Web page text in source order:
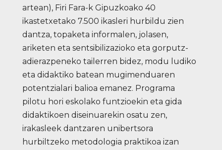
artean), Firi Fara-k Gipuzkoako 40
ikastetxetako 7.500 ikasleri hurbildu zien
dantza, topaketa informalen, jolasen,
ariketen eta sentsibilizazioko eta gorputz-
adierazpeneko tailerren bidez, modu ludiko
eta didaktiko batean mugimenduaren
potentzialari balioa emanez. Programa
pilotu hori eskolako funtzioekin eta gida
didaktikoen diseinuarekin osatu zen,
irakasleek dantzaren unibertsora
hurbiltzeko metodologia praktikoa izan